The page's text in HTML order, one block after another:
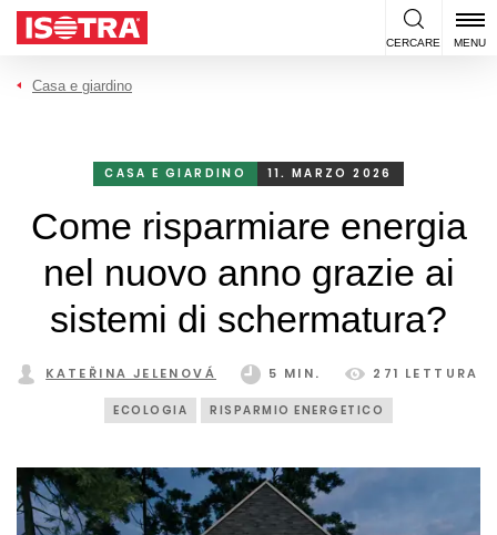
Vai al contenuto
CERCARE MENU
Casa e giardino
CASA E GIARDINO 11. MARZO 2026
Come risparmiare energia
nel nuovo anno grazie ai
sistemi di schermatura?
KATEŘINA JELENOVÁ 5 MIN. 271 LETTURA
ECOLOGIA RISPARMIO ENERGETICO